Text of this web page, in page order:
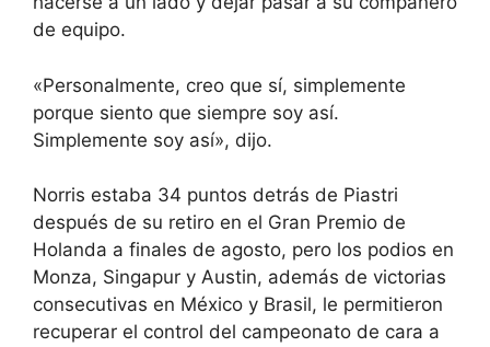
de equipo.
«Personalmente, creo que sí, simplemente
porque siento que siempre soy así.
Simplemente soy así», dijo.
Norris estaba 34 puntos detrás de Piastri
después de su retiro en el Gran Premio de
Holanda a finales de agosto, pero los podios en
Monza, Singapur y Austin, además de victorias
consecutivas en México y Brasil, le permitieron
recuperar el control del campeonato de cara a